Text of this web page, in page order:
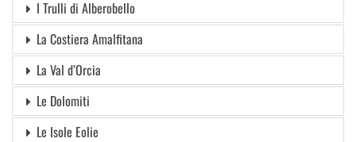
I Trulli di Alberobello
La Costiera Amalfitana
La Val d’Orcia
Le Dolomiti
Le Isole Eolie